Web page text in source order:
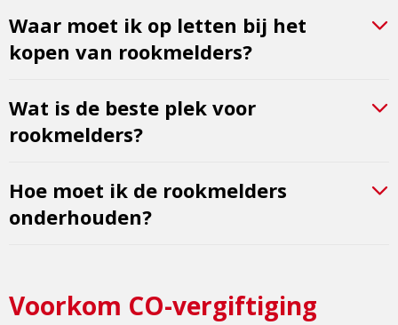
Waar moet ik op letten bij het
kopen van rookmelders?
Wat is de beste plek voor
rookmelders?
Hoe moet ik de rookmelders
onderhouden?
Voorkom CO-vergiftiging